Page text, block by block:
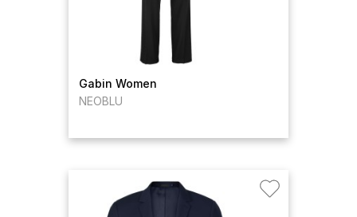
Gabin Women
NEOBLU